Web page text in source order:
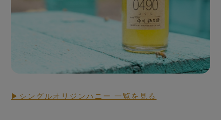
RAW HONEY STORY
▶シングルオリジンハニー 一覧を見る